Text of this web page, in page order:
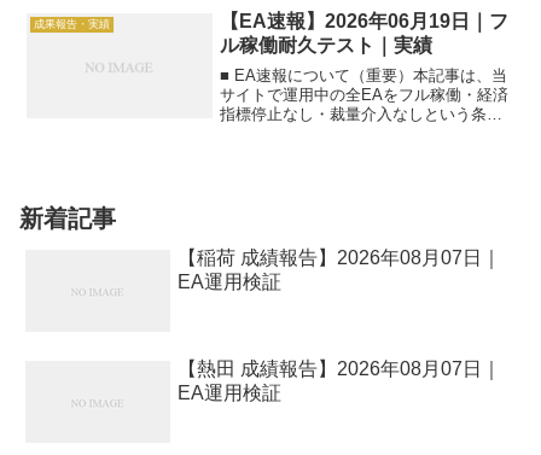
間）■ 本日のEA速報一覧（一括）| EA名
|...
成果報告・実績
【EA速報】2026年06月19日｜フ
ル稼働耐久テスト｜実績
■ EA速報について（重要）本記事は、当
サイトで運用中の全EAをフル稼働・経済
指標停止なし・裁量介入なしという条件
新着記事
【稲荷 成績報告】2026年08月07日｜
EA運用検証
【熱田 成績報告】2026年08月07日｜
EA運用検証